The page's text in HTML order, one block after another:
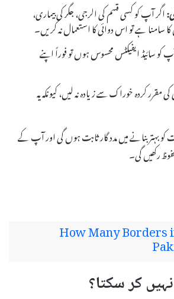
اگر آپ کو کسی قسم کی الرجی، جگر کی بیماری،
ہے تو اس دوائی کا استعمال نہ کریں۔
کو سائیڈ ایفیکٹس محسوس ہوں تو فوراً اپنے
کی مقرر کردہ خوراک سے زیادہ نہ لیں، کیونکہ یہ
کو بہتر بنانے میں مدد گار ثابت ہوں گی اور آپ کے
رکھیں گی۔
How Many Borders
کر سکتا؟